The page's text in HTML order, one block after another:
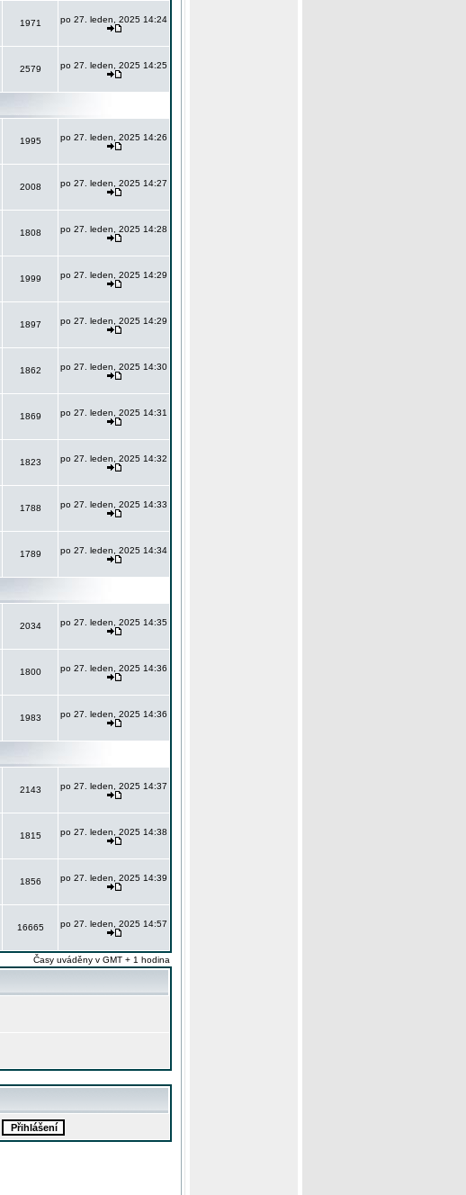
1971 po 27. leden, 2025 14:24
2579 po 27. leden, 2025 14:25
1995 po 27. leden, 2025 14:26
2008 po 27. leden, 2025 14:27
1808 po 27. leden, 2025 14:28
1999 po 27. leden, 2025 14:29
1897 po 27. leden, 2025 14:29
1862 po 27. leden, 2025 14:30
1869 po 27. leden, 2025 14:31
1823 po 27. leden, 2025 14:32
1788 po 27. leden, 2025 14:33
1789 po 27. leden, 2025 14:34
2034 po 27. leden, 2025 14:35
1800 po 27. leden, 2025 14:36
1983 po 27. leden, 2025 14:36
2143 po 27. leden, 2025 14:37
1815 po 27. leden, 2025 14:38
1856 po 27. leden, 2025 14:39
16665 po 27. leden, 2025 14:57
Časy uváděny v GMT + 1 hodina